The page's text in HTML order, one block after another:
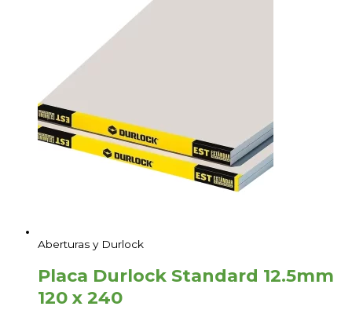
Aberturas y Durlock
Placa Durlock Standard 12.5mm
120 x 240